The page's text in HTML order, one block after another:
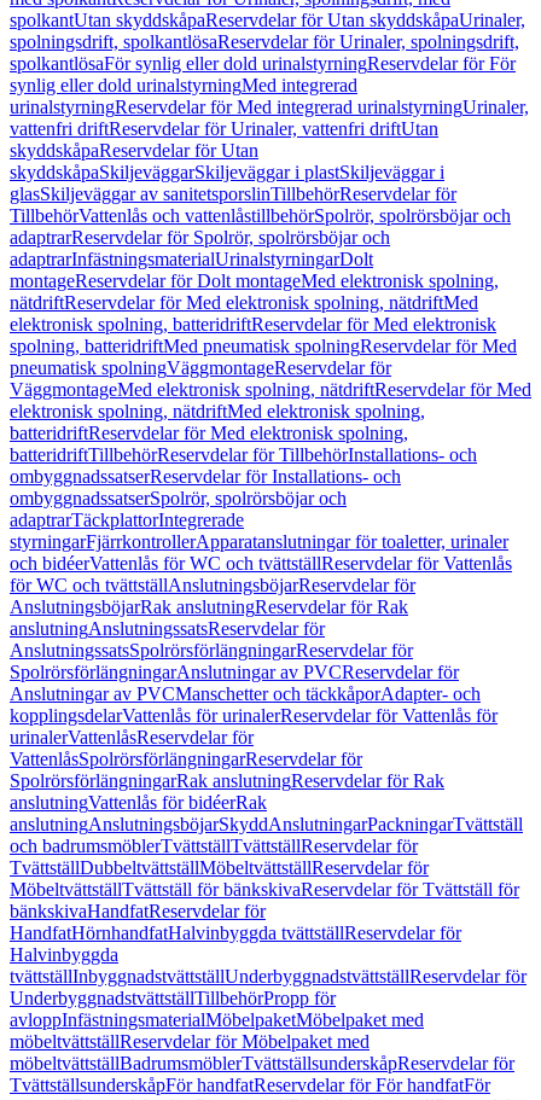
spolkantUtan skyddskåpaReservdelar för Utan skyddskåpaUrinaler,
spolningsdrift, spolkantlösaReservdelar för Urinaler, spolningsdrift,
spolkantlösaFör synlig eller dold urinalstyrningReservdelar för För
synlig eller dold urinalstyrningMed integrerad
urinalstyrningReservdelar för Med integrerad urinalstyrningUrinaler,
vattenfri driftReservdelar för Urinaler, vattenfri driftUtan
skyddskåpaReservdelar för Utan
skyddskåpaSkiljeväggarSkiljeväggar i plastSkiljeväggar i
glasSkiljeväggar av sanitetsporslinTillbehörReservdelar för
TillbehörVattenlås och vattenlåstillbehörSpolrör, spolrörsböjar och
adaptrarReservdelar för Spolrör, spolrörsböjar och
adaptrarInfästningsmaterialUrinalstyrningarDolt
montageReservdelar för Dolt montageMed elektronisk spolning,
nätdriftReservdelar för Med elektronisk spolning, nätdriftMed
elektronisk spolning, batteridriftReservdelar för Med elektronisk
spolning, batteridriftMed pneumatisk spolningReservdelar för Med
pneumatisk spolningVäggmontageReservdelar för
VäggmontageMed elektronisk spolning, nätdriftReservdelar för Med
elektronisk spolning, nätdriftMed elektronisk spolning,
batteridriftReservdelar för Med elektronisk spolning,
batteridriftTillbehörReservdelar för TillbehörInstallations- och
ombyggnadssatserReservdelar för Installations- och
ombyggnadssatserSpolrör, spolrörsböjar och
adaptrarTäckplattorIntegrerade
styrningarFjärrkontrollerApparatanslutningar för toaletter, urinaler
och bidéerVattenlås för WC och tvättställReservdelar för Vattenlås
för WC och tvättställAnslutningsböjarReservdelar för
AnslutningsböjarRak anslutningReservdelar för Rak
anslutningAnslutningssatsReservdelar för
AnslutningssatsSpolrörsförlängningarReservdelar för
SpolrörsförlängningarAnslutningar av PVCReservdelar för
Anslutningar av PVCManschetter och täckkåporAdapter- och
kopplingsdelarVattenlås för urinalerReservdelar för Vattenlås för
urinalerVattenlåsReservdelar för
VattenlåsSpolrörsförlängningarReservdelar för
SpolrörsförlängningarRak anslutningReservdelar för Rak
anslutningVattenlås för bidéerRak
anslutningAnslutningsböjarSkyddAnslutningarPackningarTvättställ
och badrumsmöblerTvättställTvättställReservdelar för
TvättställDubbeltvättställMöbeltvättställReservdelar för
MöbeltvättställTvättställ för bänkskivaReservdelar för Tvättställ för
bänkskivaHandfatReservdelar för
HandfatHörnhandfatHalvinbyggda tvättställReservdelar för
Halvinbyggda
tvättställInbyggnadstvättställUnderbyggnadstvättställReservdelar för
UnderbyggnadstvättställTillbehörPropp för
avloppInfästningsmaterialMöbelpaketMöbelpaket med
möbeltvättställReservdelar för Möbelpaket med
möbeltvättställBadrumsmöblerTvättställsunderskåpReservdelar för
TvättställsunderskåpFör handfatReservdelar för För handfatFör